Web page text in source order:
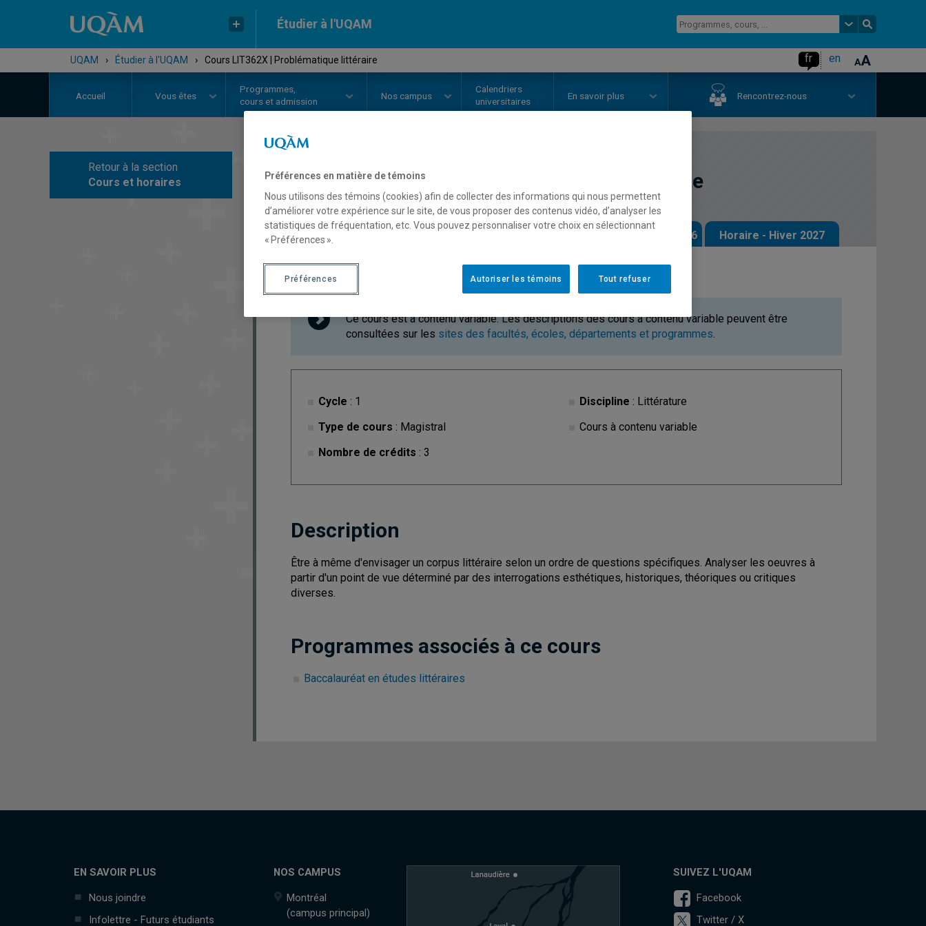
Étudier à l'UQAM
UQAM › Étudier à l'UQAM › Cours LIT362X | Problématique littéraire fr en
Accueil Vous êtes
Programmes,
cours et admission
Nos campus
Calendriers
universitaires
En savoir plus Rencontrez-nous
Retour à la section
Cours et horaires
COURS// LIT362X Problématique littéraire
Description Horaire - Été 2026 Horaire - Automne 2026 Horaire - Hiver 2027
Ce cours est à contenu variable. Les descriptions des cours à contenu variable peuvent être
consultées sur les sites des facultés, écoles, départements et programmes.
Cycle : 1
Type de cours : Magistral
Nombre de crédits : 3
Discipline : Littérature
Cours à contenu variable
Description
Être à même d'envisager un corpus littéraire selon un ordre de questions spécifiques. Analyser les oeuvres à
partir d'un point de vue déterminé par des interrogations esthétiques, historiques, théoriques ou critiques
diverses.
Programmes associés à ce cours
Baccalauréat en études littéraires
EN SAVOIR PLUS
Nous joindre
Infolettre - Futurs étudiants
NOS CAMPUS
Montréal
(campus principal)
SUIVEZ L'UQAM
Facebook
Twitter / X
Préférences en matière de témoins
Nous utilisons des témoins (cookies) afin de collecter des informations qui nous permettent
d’améliorer votre expérience sur le site, de vous proposer des contenus vidéo, d’analyser les
statistiques de fréquentation, etc. Vous pouvez personnaliser votre choix en sélectionnant
« Préférences ».
Tout refuser
Autoriser les témoins
Préférences